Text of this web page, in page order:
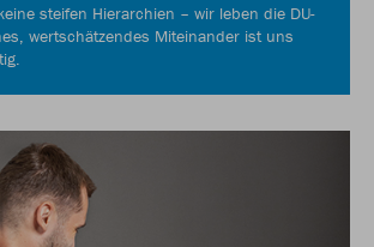
steifen Hierarchien – wir leben die DU-
wertschätzendes Miteinander ist uns